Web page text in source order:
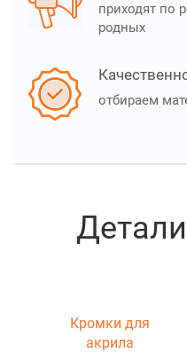
приходят по
родных
отбираем
Кромки для
акрила